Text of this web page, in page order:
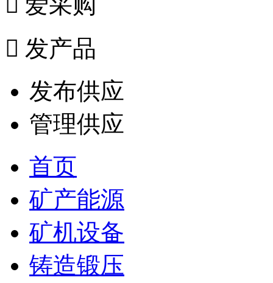
 发产品
发布供应
管理供应
首页
矿产能源
矿机设备
铸造锻压